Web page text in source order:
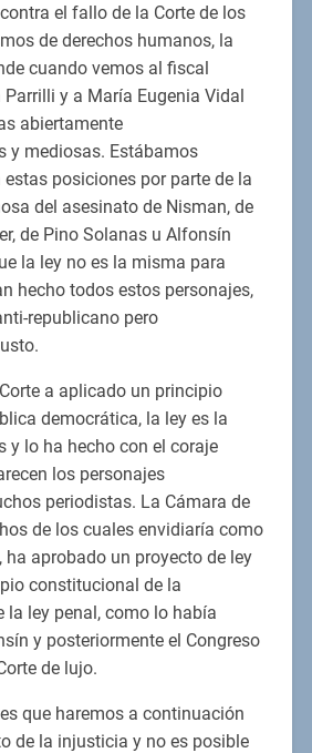
el fallo de la Corte de los
de derechos humanos, la
cuando vemos al fiscal
y a María Eugenia Vidal
abiertamente
y mediosas. Estábamos
posiciones por parte de la
del asesinato de Nisman, de
de Pino Solanas u Alfonsín
la ley no es la misma para
hecho todos estos personajes,
republicano pero
a aplicado un principio
democrática, la ley es la
y lo ha hecho con el coraje
los personajes
periodistas. La Cámara de
de los cuales envidiaría como
ha aprobado un proyecto de ley
constitucional de la
la ley penal, como lo había
y posteriormente el Congreso
de lujo.
que haremos a continuación
de la injusticia y no es posible